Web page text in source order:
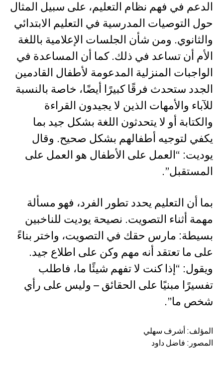
الدعم في فهم نظام التعليم، على سبيل المثال
حول التوصيات المدرسية في التعليم الابتدائي
والثانوي. ومن شأن الجلسات الإعلامية باللغة
الأم أن تساعد في ذلك. كما أن المساعدة في
الواجبات المنزلية المدعومة لأطفال القادمين
الجدد ستحدث فرقًا كبيرًا أيضًا، خاصة بالنسبة
للآباء والأمهات الذين لا يجيدون القراءة
والكتابة أو لا يتحدثون اللغة بشكل جيد بما
يكفي لتوجيه أطفالهم بشكل صحيح. وقال
يوديت: “العمل على الأطفال هو العمل على
المستقبل”.
بما أن التعليم يحدد تطور الفرد، فهو مسألة
مهمة أثناء التصويت. نصيحة يوديت للناخبين
بسيطة: مارس حقك في التصويت، واختر بناءً
على ما تعتقد أنه مهم وكن على اطلاع جيد.
ويقول: “إذا كنت لا تفهم شيئًا ما، فاطلب
تفسيرًا مبنيًا على الحقائق – وليس على رأي
شخص ما”.
المؤلف: أشرف سهلي
المصور: فاضل داود